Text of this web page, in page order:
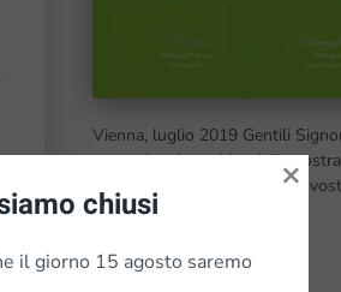
Vienna, luglio 2019 Gentili
assaggiato in ambito della
punteggi da appendere nella
chiusi
il giorno 15 agosto saremo
×